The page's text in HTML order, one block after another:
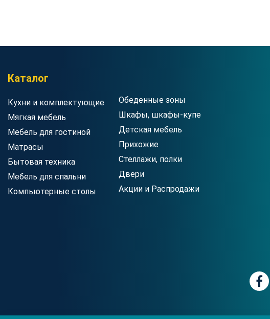
Каталог
Кухни и комплектующие
Мягкая мебель
Мебель для гостиной
Матрасы
Бытовая техника
Мебель для спальни
Компьютерные столы
Обеденные зоны
Шкафы, шкафы-купе
Детская мебель
Прихожие
Стеллажи, полки
Двери
Акции и Распродажи